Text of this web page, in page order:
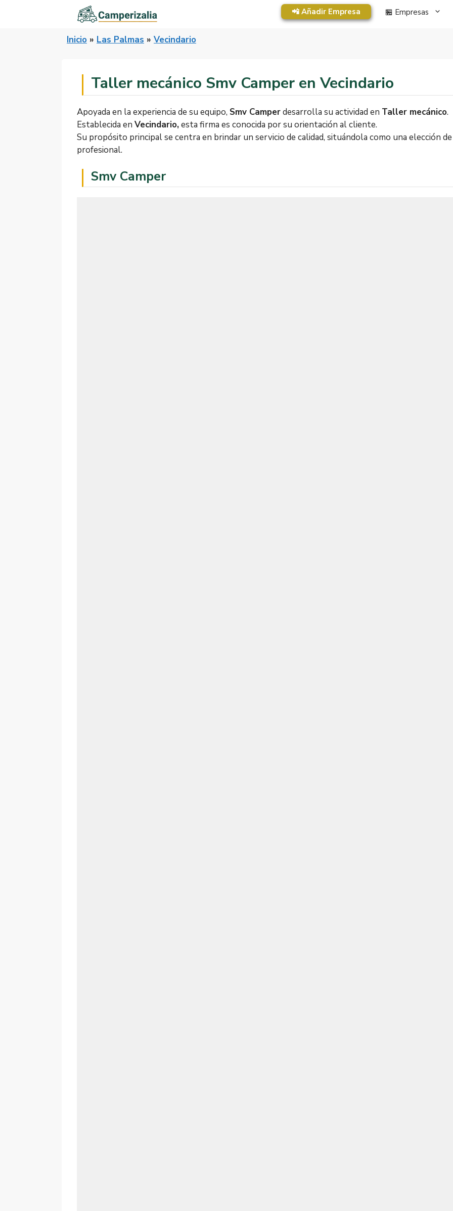
📲 Añadir Empresa 🏪 Empresas
Inicio » Las Palmas » Vecindario
Taller mecánico Smv Camper en Vecindario
Apoyada en la experiencia de su equipo, Smv Camperdesarrolla su actividad en Taller mecánico.
Establecida en Vecindario,esta firma es conocida por su orientación al cliente.
Su propósito principal se centra en brindar un servicio de calidad, situándola como una elección
profesional.
Smv Camper